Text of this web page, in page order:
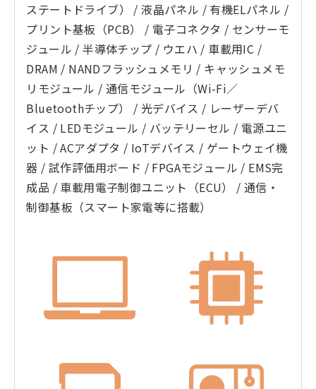
ステートドライブ） / 液晶パネル / 有機ELパネル /
プリント基板（PCB） / 電子コネクタ / センサーモ
ジュール / 半導体チップ / ウエハ / 車載用IC /
DRAM / NANDフラッシュメモリ / キャッシュメモ
リモジュール / 通信モジュール（Wi-Fi／
Bluetoothチップ） / 光デバイス / レーザーデバ
イス / LEDモジュール / バッテリーセル / 電源ユニ
ット / ACアダプタ / IoTデバイス / ゲートウェイ機
器 / 試作評価用ボード / FPGAモジュール / EMS完
成品 / 車載用電子制御ユニット（ECU） / 通信・
制御基板（スマート家電等に搭載）